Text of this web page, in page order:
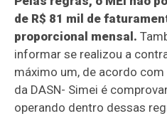
de R$ 81 mil de
proporcional mensal.
informar se realizou a
máximo um, de acordo
da DASN- Simei é
operando dentro dessas